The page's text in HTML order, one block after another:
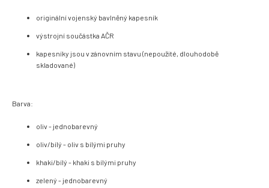
originální vojenský bavlněný kapesník
výstrojní součástka AČR
kapesníky jsou v zánovním stavu (nepoužité, dlouhodobě
skladované)
Barva:
oliv - jednobarevný
oliv/bílý - oliv s bílými pruhy
khaki/bílý - khaki s bílými pruhy
zelený - jednobarevný